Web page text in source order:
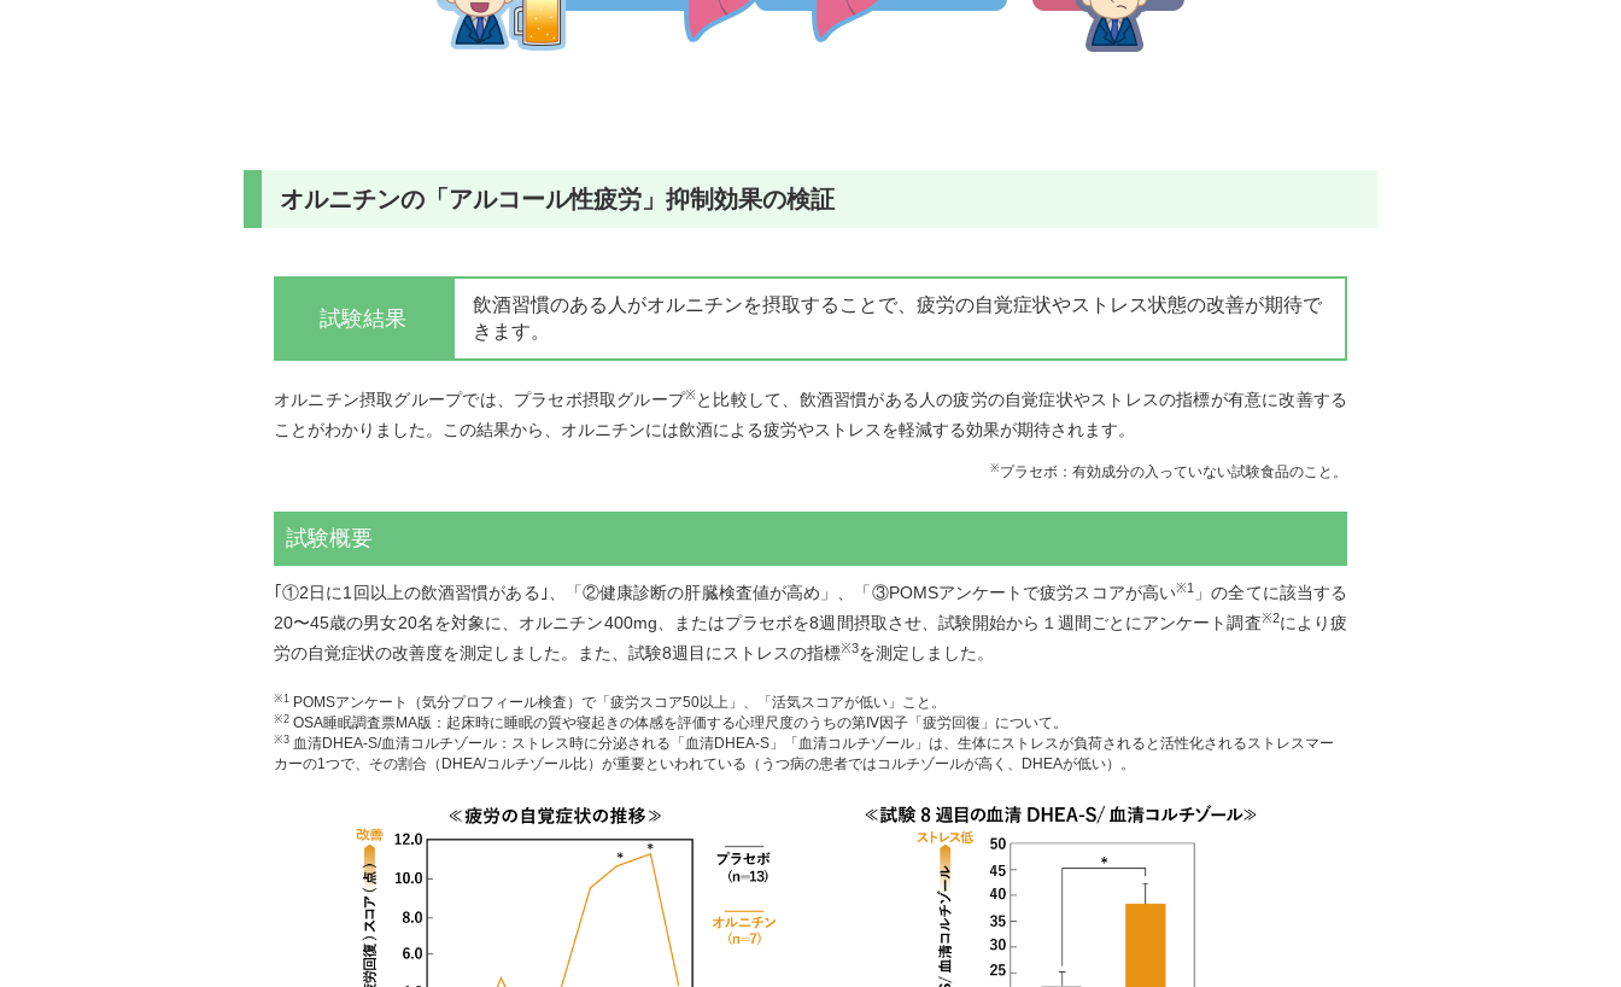
オルニチンの「アルコール性疲労」抑制効果の検証
試験結果
飲酒習慣のある人がオルニチンを摂取することで、疲労の自覚症状やストレス状態の改善が期待で
きます。
オルニチン摂取グループでは、プラセボ摂取グループ※と比較して、飲酒習慣がある人の疲労の自覚症状やストレスの指標が有意に改善する
ことがわかりました。この結果から、オルニチンには飲酒による疲労やストレスを軽減する効果が期待されます。
※ プラセボ：有効成分の入っていない試験食品のこと。
試験概要
｢①2日に1回以上の飲酒習慣がある｣、「②健康診断の肝臓検査値が高め」、「③POMSアンケートで疲労スコアが高い※1 」の全てに該当する
20〜45歳の男女20名を対象に、オルニチン400mg、またはプラセボを8週間摂取させ、試験開始から１週間ごとにアンケート調査※2により疲
労の自覚症状の改善度を測定しました。また、試験8週目にストレスの指標※3を測定しました。
※1 POMSアンケート（気分プロフィール検査）で「疲労スコア50以上」、「活気スコアが低い」こと。
※2 OSA睡眠調査票MA版：起床時に睡眠の質や寝起きの体感を評価する心理尺度のうちの第Ⅳ因子「疲労回復」について。
※3 血清DHEA-S/血清コルチゾール：ストレス時に分泌される「血清DHEA-S」「血清コルチゾール」は、生体にストレスが負荷されると活性化されるストレスマー
カーの1つで、その割合（DHEA/コルチゾール比）が重要といわれている（うつ病の患者ではコルチゾールが高く、DHEAが低い）。